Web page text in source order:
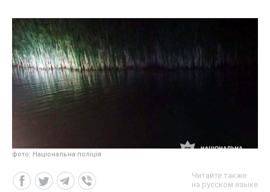
фото: Національна поліція
Читайте также
на русском языке